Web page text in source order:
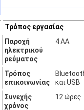
Τρόπος εργασίας
Παροχή
ηλεκτρικού
ρεύματος
4 AA
Τρόπος
επικοινωνίας
και USB
Συνεχής
χρόνος
12 ώρες